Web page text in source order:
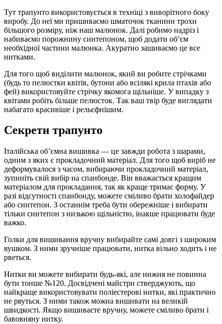
Тут трапунто використовується в техніці з виворітного боку
виробу. До неї ми пришиваємо шматочок тканини трохи
більшого розміру, ніж наш малюнок. Далі робимо надріз і
набиваємо порожнину синтепоном, щоб додати об’єм
необхідної частини малюнка. Акуратно зашиваємо це все
нитками.
Для того щоб виділити малюнок, який ви робите стрічками
(будь то пелюстки квітів, бутони або всілякі крила птахів або
фей) використовуйте стрічку якомога щільніше. У випадку з
квітами робіть більше пелюсток. Так ваш твір буде виглядати
набагато красивіше і рельєфнішим.
Секрети трапунто
Італійська об’ємна вишивка — це завжди робота з шарами,
одним з яких є прокладочний матеріал. Для того щоб виріб не
деформувалося з часом, вибираючи прокладочний матеріал,
зупиніть свій вибір на спанбонде. Він вважається кращим
матеріалом для прокладання, так як краще тримає форму. У
разі відсутності спанбонду, можете сміливо брати холофайдер
або синтепон. З останнім треба бути обережніше і вибирати
тільки синтепон з низькою щільністю, інакше працювати буде
важко.
Голки для вишивання вручну вибирайте самі довгі з широким
вушком. З ними зручніше працювати, нитка вільно ходить і не
рветься.
Нитки ви можете вибирати будь-які, але нижня не повинна
бути тонше №120. Досвідчені майстри стверджують, що
найкраще використовувати поліестерові нитки, які практично
не рвуться. З ними також можна вишивати на великій
швидкості. Якщо вишиваєте вручну, можете сміливо брати і
бавовняну нитку.